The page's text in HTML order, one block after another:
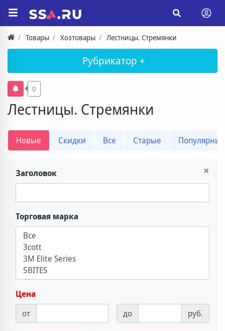
Товары Хозтовары Лестницы. Стремянки
Рубрикатор +
Лестницы. Стремянки
0
Новые Скидки Все Старые Популярные
×
Заголовок
Торговая марка
Цена
от
до руб.